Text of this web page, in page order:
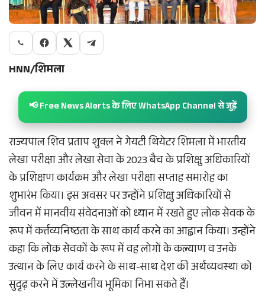
HNN/शिमला
📢 Free News Alerts के लिए WhatsApp Channel से जुड़ें
राज्यपाल शिव प्रताप शुक्ल ने गेयटी थियेटर शिमला में भारतीय
लेखा परीक्षा और लेखा सेवा के 2023 बैच के प्रशिक्षु अधिकारियों
के प्रशिक्षण कार्यक्रम और लेखा परीक्षा सप्ताह समारोह का
शुभारंभ किया। इस अवसर पर उन्होंने प्रशिक्षु अधिकारियों से
जीवन में मानवीय संवेदनाओं को ध्यान में रखते हुए लोक सेवक के
रूप में कर्त्तव्यनिष्ठता के साथ कार्य करने का आह्वान किया। उन्होंने
कहा कि लोक सेवकों के रूप में वह लोगों के कल्याण व उनके
उत्थान के लिए कार्य करने के साथ-साथ देश की अर्थव्यवस्था को
सुदृढ़ करने में उल्लेखनीय भूमिका निभा सकते हैं।